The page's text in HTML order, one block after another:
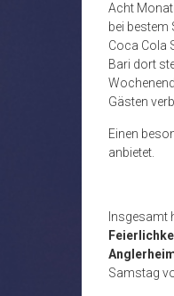
Acht
bei bestem
Coca Cola
Bari dort
Gästen
Einen
anbietet.
Insgesamt
Samstag